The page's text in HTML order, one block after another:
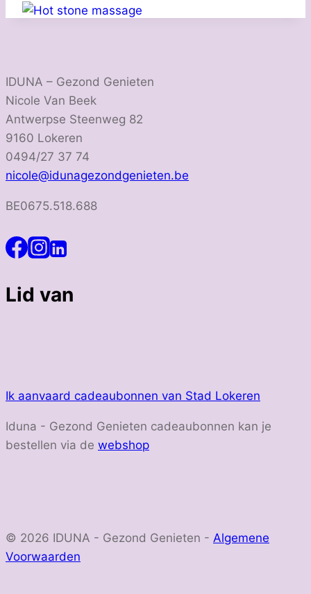
IDUNA – Gezond Genieten
Nicole Van Beek
Antwerpse Steenweg 82
9160 Lokeren
0494/27 37 74
nicole@idunagezondgenieten.be
BE0675.518.688
Lid van
Ik aanvaard cadeaubonnen van Stad Lokeren
Iduna - Gezond Genieten cadeaubonnen kan je
bestellen via de webshop
© 2026 IDUNA - Gezond Genieten - Algemene
Voorwaarden